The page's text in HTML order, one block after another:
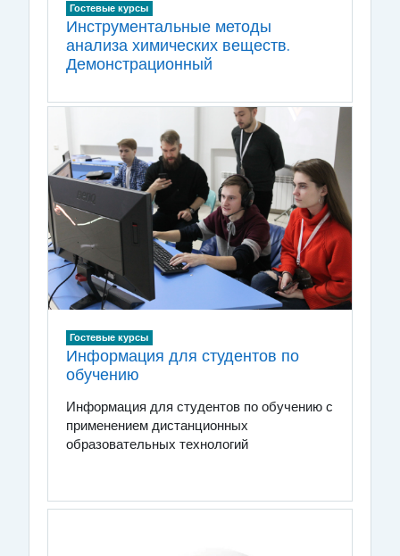
Гостевые курсы
Инструментальные методы
анализа химических веществ.
Демонстрационный
Гостевые курсы
Информация для студентов по
обучению
Информация для студентов по обучению с
применением дистанционных
образовательных технологий